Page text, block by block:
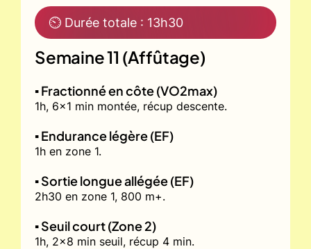
⏲ Durée totale : 13h30
Semaine 11 (Affûtage)
▪️ Fractionné en côte (VO2max)
1h, 6x1 min montée, récup descente.
▪️ Endurance légère (EF)
1h en zone 1.
▪️ Sortie longue allégée (EF)
2h30 en zone 1, 800 m+.
▪️ Seuil court (Zone 2)
1h, 2x8 min seuil, récup 4 min.